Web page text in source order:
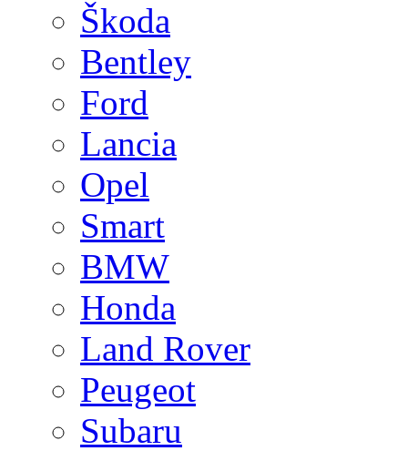
Škoda
Bentley
Ford
Lancia
Opel
Smart
BMW
Honda
Land Rover
Peugeot
Subaru